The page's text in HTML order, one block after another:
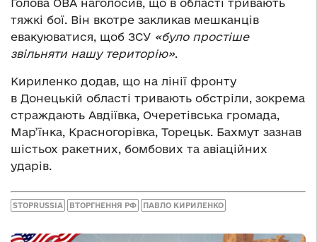
Голова ОВА наголосив, що в області тривають
тяжкі бої. Він вкотре закликав мешканців
евакуюватися, щоб ЗСУ «було простіше
звільняти нашу територію».
Кириленко додав, що на лінії фронту
в Донецькій області тривають обстріли, зокрема
страждають Авдіївка, Очеретівська громада,
Мар’їнка, Красногорівка, Торецьк. Бахмут зазнав
шістьох ракетних, бомбових та авіаційних
ударів.
STOPRUSSIA ВТОРГНЕННЯ РФ ПАВЛО КИРИЛЕНКО